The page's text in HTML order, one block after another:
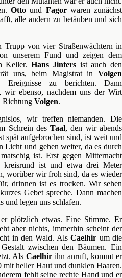
Otto und Fagorwaren zunächst
alle andern zu betäuben und sich
von vier Straßenwächtern in
unserem Fund und zeigen dem
Keller. Hans Jinters ist auch den
uns, beim Magistrat in Volgen
Ereignisse zu berichten. Dann
wir ebenso, nachdem uns der Wirt
Richtung Volgen.
wir treffen niemanden. Die
Schrein desTaal, den wir abends
spät aufgebrochen sind, ist weit und
Licht und gehen weiter, da es durch
ist. Erst gegen Mitternacht
kreisrund ist und etwa drei Meter
worüber wir froh sind, da es wieder
drinnen ist es trocken. Wir sehen
Gebet spreche. Dann machen
und legen uns schlafen.
plötzlich etwas. Eine Stimme. Er
aber nichts, immerhin scheint der
in den Wald. AlsCaelhir um die
zwischen den Bäumen. Ein
AlsCaelhir ihn anruft, kommt er
mit heller Haut und dunklen Haaren.
fehlt seine rechte Hand und er